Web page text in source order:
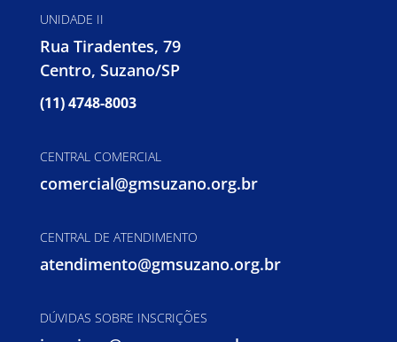
UNIDADE II
Rua Tiradentes, 79
Centro, Suzano/SP
(11) 4748-8003
CENTRAL COMERCIAL
comercial@gmsuzano.org.br
CENTRAL DE ATENDIMENTO
atendimento@gmsuzano.org.br
DÚVIDAS SOBRE INSCRIÇÕES